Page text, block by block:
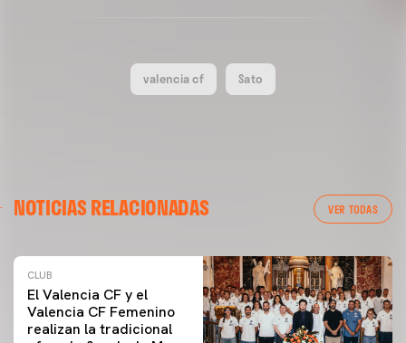
valencia cf Sato
NOTICIAS RELACIONADAS VER TODAS
CLUB
El Valencia CF y el
Valencia CF Femenino
realizan la tradicional